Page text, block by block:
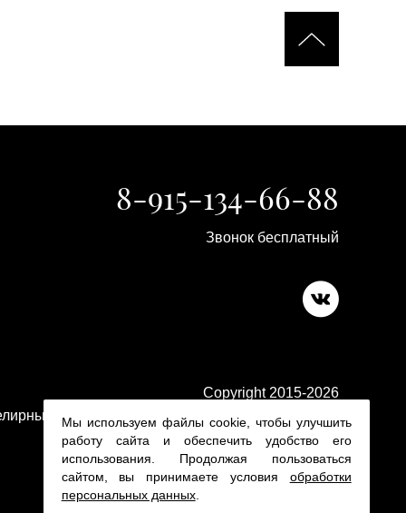
8-915-134-66-88
Звонок бесплатный
Copyright 2015-2026
изделия в ювелирном магазине Platina 24
Мы используем файлы cookie, чтобы улучшить
работу сайта и обеспечить удобство его
использования. Продолжая пользоваться
сайтом, вы принимаете условия обработки
персональных данных.